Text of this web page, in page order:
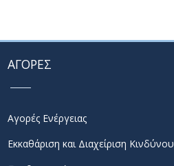
ΑΓΟΡΕΣ
Αγορές Ενέργειας
Εκκαθάριση και Διαχείριση Κινδύνου